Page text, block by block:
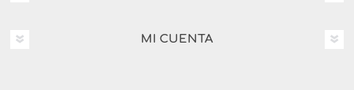
MI CUENTA